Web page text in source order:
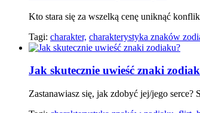
Kto stara się za wszelką cenę uniknąć
Tagi: charakter, charakterystyka znaków
Jak skutecznie uwieść znaki
Zastanawiasz się, jak zdobyć jej/jego